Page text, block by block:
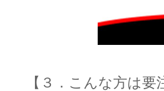
【３．こんな方は要